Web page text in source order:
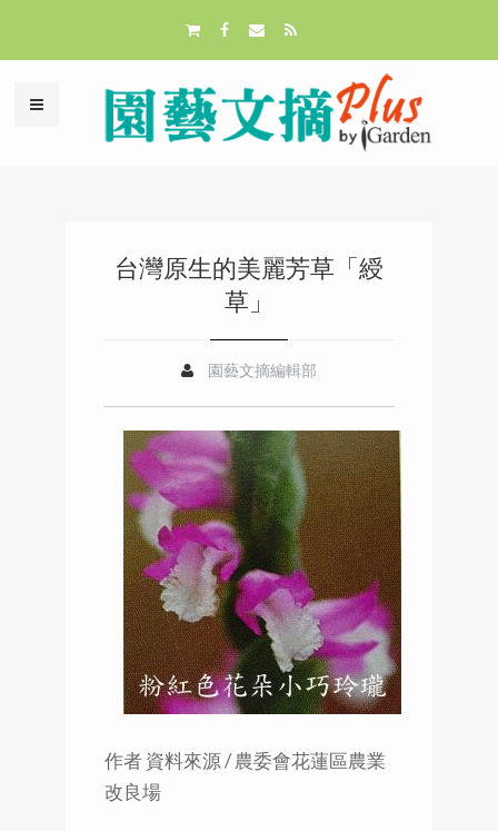
台灣原生的美麗芳草「綬
草」
園藝文摘編輯部
作者 資料來源 / 農委會花蓮區農業
改良場